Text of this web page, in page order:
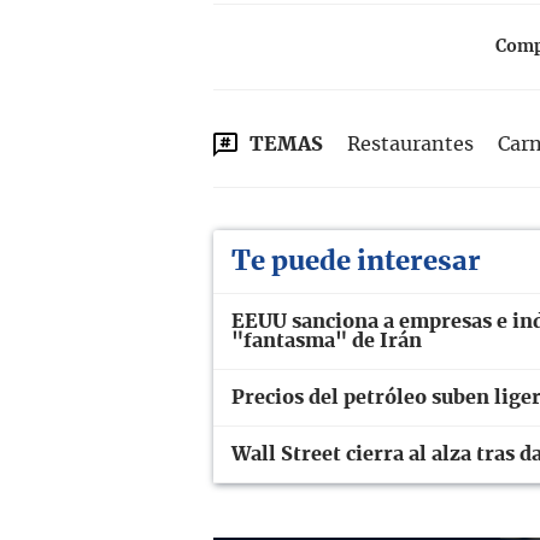
TEMAS Restaurantes
Te puede interesar
EEUU sanciona a empresas e
"fantasma" de Irán
Precios del petróleo suben
Wall Street cierra al alza tras